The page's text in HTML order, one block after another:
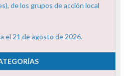
de los grupos de acción local
el 21 de agosto de 2026.